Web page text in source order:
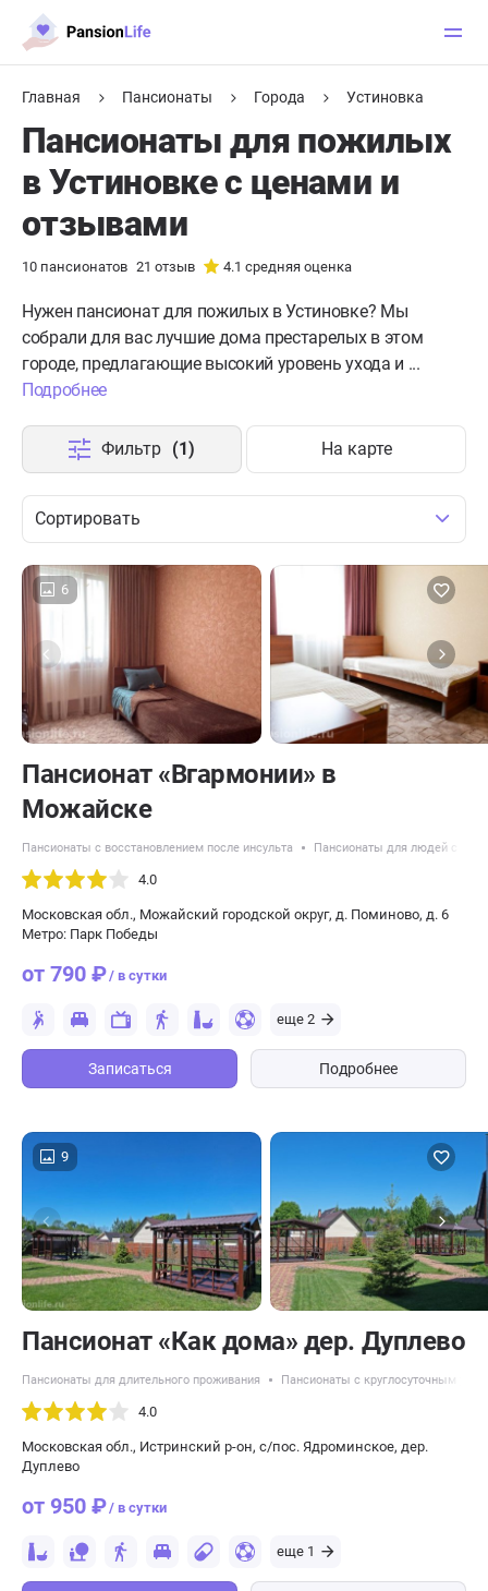
Главная Пансионаты Города Устиновка
Пансионаты для пожилых
в Устиновке с ценами и
отзывами
10 пансионатов 21 отзыв 4.1 средняя оценка
Нужен пансионат для пожилых в Устиновке? Мы
собрали для вас лучшие дома престарелых в этом
городе, предлагающие высокий уровень ухода и ...
Подробнее
Сортировать
Фильтр (1) На карте
6
Пансионат «Вгармонии» в
Можайске
Пансионаты с восстановлением после инсульта Пансионаты для людей с
4.0
Московская обл., Можайский городской округ, д. Поминово, д. 6
Метро: Парк Победы
от 790 ₽/ в сутки
еще 2
Записаться Подробнее
9
Пансионат «Как дома» дер. Дуплево
Пансионаты для длительного проживания Пансионаты с круглосуточным
4.0
Московская обл., Истринский р-он, с/пос. Ядроминское, дер.
Дуплево
от 950 ₽/ в сутки
еще 1